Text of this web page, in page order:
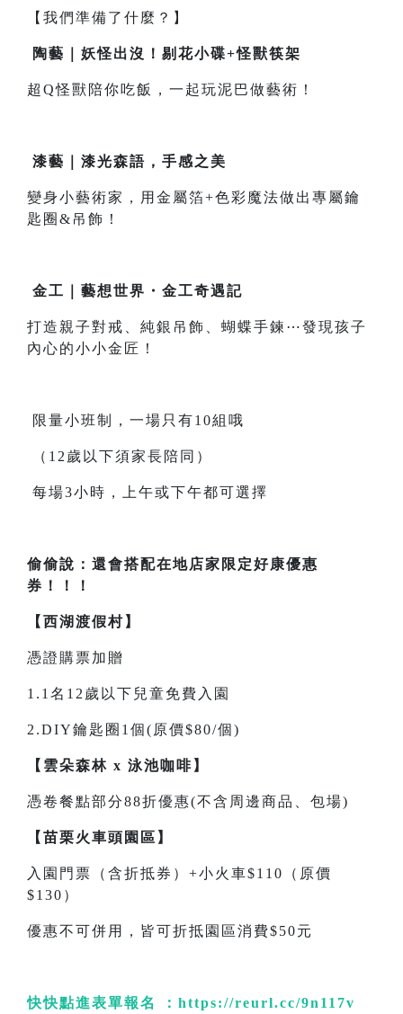
【我們準備了什麼？】
陶藝｜妖怪出沒！剔花小碟+怪獸筷架
超Q怪獸陪你吃飯，一起玩泥巴做藝術！
漆藝｜漆光森語，手感之美
變身小藝術家，用金屬箔+色彩魔法做出專屬鑰
匙圈&吊飾！
金工｜藝想世界・金工奇遇記
打造親子對戒、純銀吊飾、蝴蝶手鍊⋯發現孩子
內心的小小金匠！
限量小班制，一場只有10組哦
（12歲以下須家長陪同）
每場3小時，上午或下午都可選擇
偷偷說：還會搭配在地店家限定好康優惠
券！！！
【西湖渡假村】
憑證購票加贈
1.1名12歲以下兒童免費入園
2.DIY鑰匙圈1個(原價$80/個)
【雲朵森林 x 泳池咖啡】
憑卷餐點部分88折優惠(不含周邊商品、包場)
【苗栗火車頭園區】
入園門票（含折抵券）+小火車$110（原價
$130）
優惠不可併用，皆可折抵園區消費$50元
快快點進表單報名 ： https://reurl.cc/9n117v